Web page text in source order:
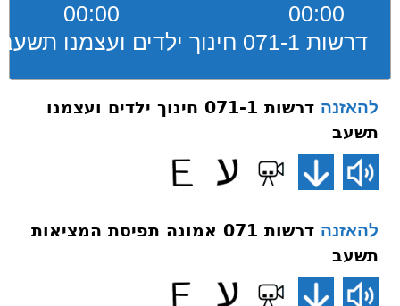
00:00
00:00
דרשות 071-1 חינוך ילדים ועצמנו תשעב
להאזנה
דרשות 071-1 חינוך ילדים ועצמנו
תשעב
להאזנה
דרשות 071 אמונה תפיסת המציאות
תשעב